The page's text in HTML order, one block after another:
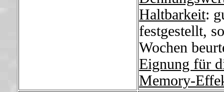
Haltbarkeit:
festgestellt,
Wochen
Eignung für
Memory-